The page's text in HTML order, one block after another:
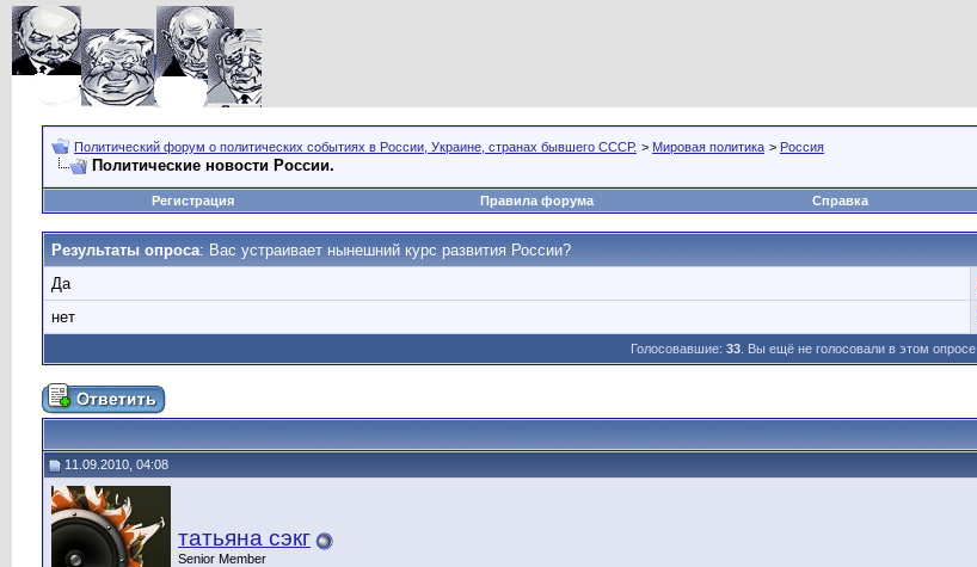
Политический форум о политических событиях в России, Украине, странах бывшего СССР. > Мировая политика > Россия
Политические новости России.
Регистрация Правила форума Справка
Результаты опроса: Вас устраивает нынешний курс развития России?
Да
нет
Голосовавшие: 33. Вы ещё не голосовали в этом опросе
11.09.2010, 04:08
татьяна сэкг
Senior Member